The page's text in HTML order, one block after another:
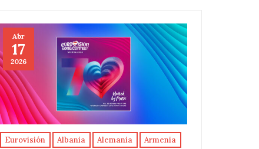
Abr
17
2026
Eurovisión Albania Alemania Armenia